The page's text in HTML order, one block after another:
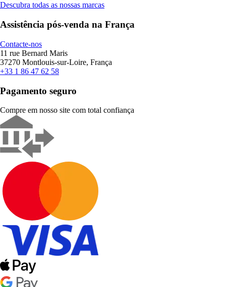
Descubra todas as nossas marcas
Assistência pós-venda na França
Contacte-nos
11 rue Bernard Maris
37270 Montlouis-sur-Loire, França
+33 1 86 47 62 58
Pagamento seguro
Compre em nosso site com total confiança